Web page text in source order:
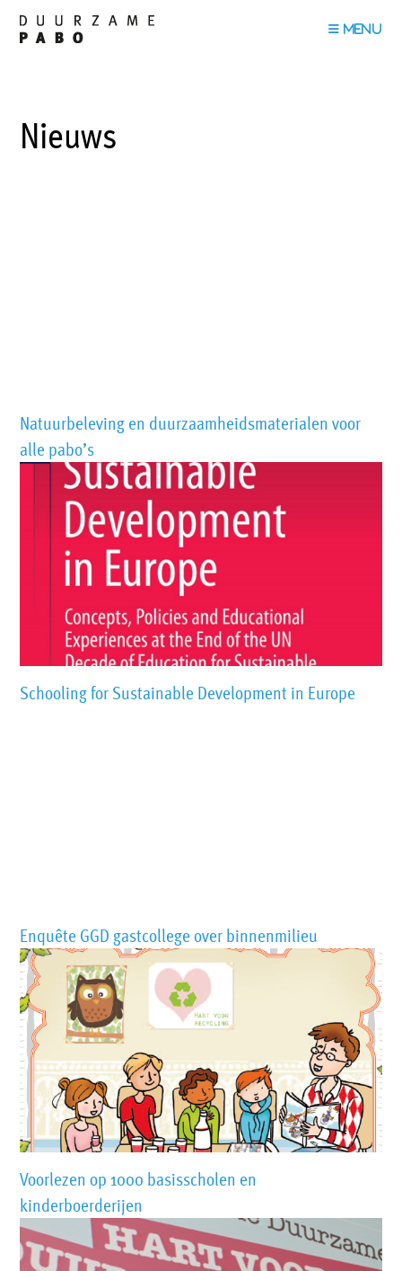
Nieuws
Natuurbeleving en duurzaamheidsmaterialen voor
alle pabo’s
Schooling for Sustainable Development in Europe
Enquête GGD gastcollege over binnenmilieu
Voorlezen op 1000 basisscholen en
kinderboerderijen